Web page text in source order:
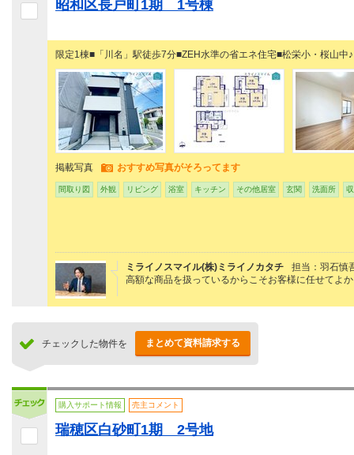
昭和区長戸町1期 1号棟
限定1棟■「川名」駅徒歩7分■ZEH水準の省エネ住宅■松栄小・桜山中♪
掲載写真 おすすめ写真がそろってます
間取り図 外観 リビング 浴室 キッチン その他居室 玄関 洗面所
ミライノスマイル(株)ミライノカタチ
担当：羽石慎
高額な商品を扱っているからこそお客様に任せてよ
チェックした物件を まとめて資料請求する
購入サポート情報 売主コメント
瑞穂区白砂町1期 2号地